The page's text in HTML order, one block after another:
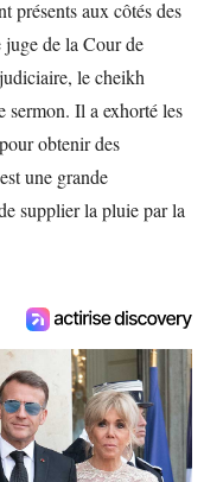
présents aux côtés des
de la Cour de
le cheikh
sermon. Il a exhorté les
obtenir des
une grande
supplier la pluie par la